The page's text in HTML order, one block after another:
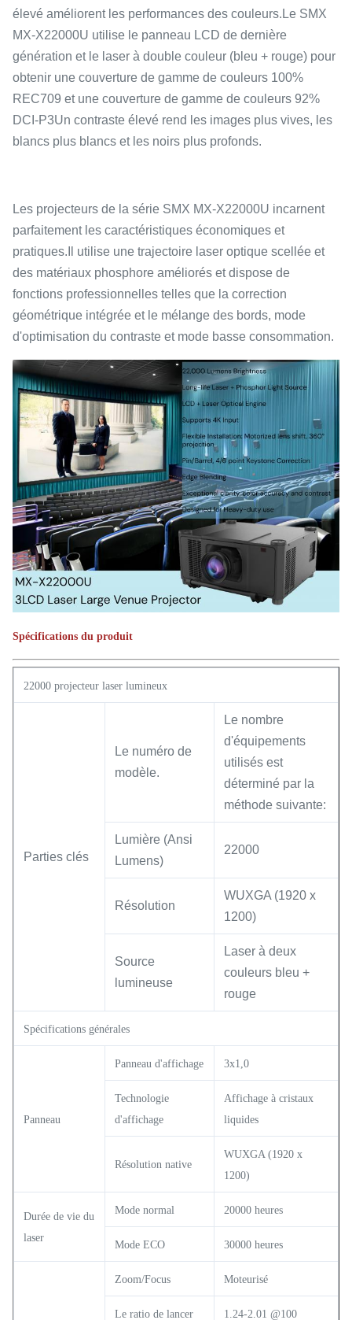
élevé améliorent les performances des couleurs.Le SMX
MX-X22000U utilise le panneau LCD de dernière
génération et le laser à double couleur (bleu + rouge) pour
obtenir une couverture de gamme de couleurs 100%
REC709 et une couverture de gamme de couleurs 92%
DCI-P3Un contraste élevé rend les images plus vives, les
blancs plus blancs et les noirs plus profonds.
Les projecteurs de la série SMX MX-X22000U incarnent
parfaitement les caractéristiques économiques et
pratiques.Il utilise une trajectoire laser optique scellée et
des matériaux phosphore améliorés et dispose de
fonctions professionnelles telles que la correction
géométrique intégrée et le mélange des bords, mode
d'optimisation du contraste et mode basse consommation.
Spécifications du produit
22000 projecteur laser lumineux
Parties clés
Le numéro de
modèle.
Le nombre
d'équipements
utilisés est
déterminé par la
méthode suivante:
Lumière (Ansi
Lumens)
22000
Résolution
WUXGA (1920 x
1200)
Source
lumineuse
Laser à deux
couleurs bleu +
rouge
Spécifications générales
Panneau
Panneau d'affichage 3x1,0
Technologie
d'affichage
Affichage à cristaux
liquides
Résolution native
WUXGA (1920 x
1200)
Durée de vie du
laser
Mode normal 20000 heures
Mode ECO 30000 heures
Zoom/Focus Moteurisé
Le ratio de lancer 1.24-2.01 @100